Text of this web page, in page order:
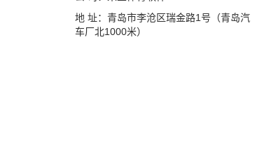
地 址：青岛市李沧区瑞金路1号（青岛汽
车厂北1000米）